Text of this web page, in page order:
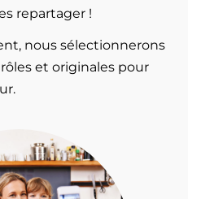
repartager !
nous sélectionnerons
et originales pour